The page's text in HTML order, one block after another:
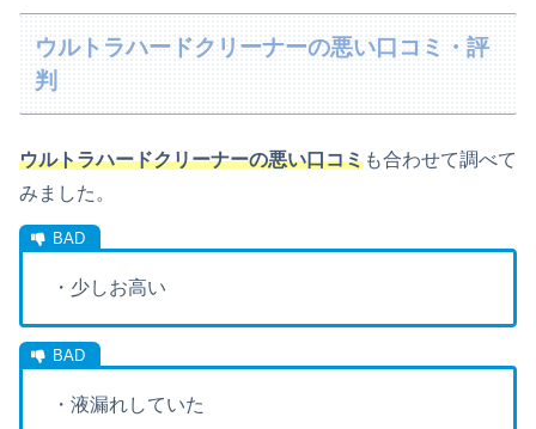
​​​​ウルトラハードクリーナーの悪い口コミ・評
判
ウルトラハードクリーナーの悪い口コミも合わせて調べて
みました。
・少しお高い
・液漏れしていた